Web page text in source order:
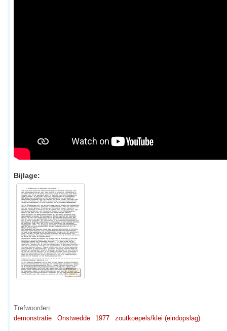
Bijlage:
Trefwoorden:
demonstratie
Onstwedde 1977 zoutkoepels/klei (eindopslag)